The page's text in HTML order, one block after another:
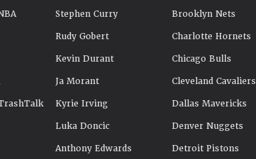
Stephen Curry
Rudy Gobert
Kevin Durant
Ja Morant
Kyrie Irving
Luka Doncic
Anthony Edwards
Brooklyn Nets
Charlotte Hornets
Chicago Bulls
Cleveland Cavaliers
Dallas Mavericks
Denver Nuggets
Detroit Pistons